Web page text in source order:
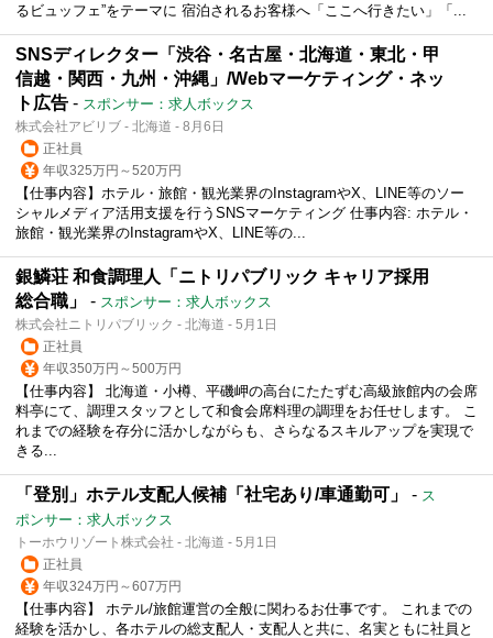
るビュッフェ”をテーマに 宿泊されるお客様へ「ここへ行きたい」「...
SNSディレクター「渋谷・名古屋・北海道・東北・甲
信越・関西・九州・沖縄」/Webマーケティング・ネッ
ト広告 - スポンサー：求人ボックス
株式会社アビリブ - 北海道 - 8月6日
正社員
年収325万円～520万円
【仕事内容】ホテル・旅館・観光業界のInstagramやX、LINE等のソー
シャルメディア活用支援を行うSNSマーケティング 仕事内容: ホテル・
旅館・観光業界のInstagramやX、LINE等の...
銀鱗荘 和食調理人「ニトリパブリック キャリア採用
総合職」
- スポンサー：求人ボックス
株式会社ニトリパブリック - 北海道 - 5月1日
正社員
年収350万円～500万円
【仕事内容】 北海道・小樽、平磯岬の高台にたたずむ高級旅館内の会席
料亭にて、調理スタッフとして和食会席料理の調理をお任せします。 こ
れまでの経験を存分に活かしながらも、さらなるスキルアップを実現で
きる...
「登別」ホテル支配人候補「社宅あり/車通勤可」 - ス
ポンサー：求人ボックス
トーホウリゾート株式会社 - 北海道 - 5月1日
正社員
年収324万円～607万円
【仕事内容】 ホテル/旅館運営の全般に関わるお仕事です。 これまでの
経験を活かし、各ホテルの総支配人・支配人と共に、名実ともに社員と